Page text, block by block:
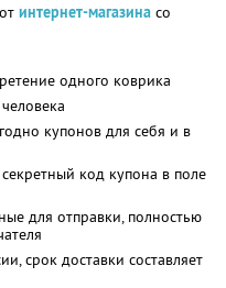
интернет-магазина со
одного коврика
купонов для себя и в
код купона в поле
для отправки, полностью
срок доставки составляет